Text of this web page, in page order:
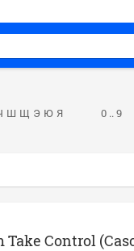
Ш Щ Э Ю Я 0 .. 9
Take Control